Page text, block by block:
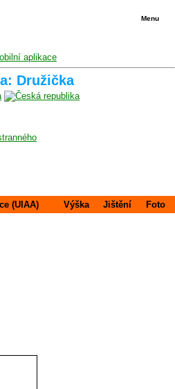
Menu
aplikace
Družička
(UIAA) Výška Jištění
Foto